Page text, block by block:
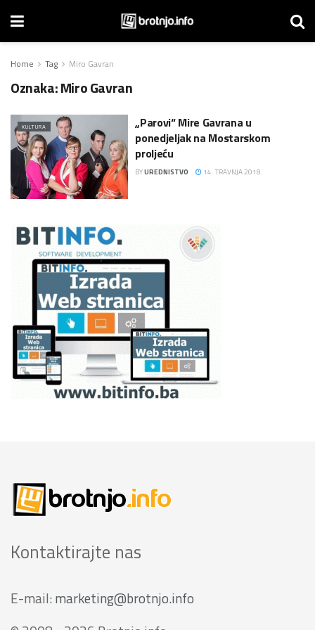
Home Tag Miro Gavran
Oznaka:Miro Gavran
KULTURA
„Parovi“ Mire Gavrana u
ponedjeljak na Mostarskom
proljeću
BYUREDNISTVO 14. TRAVNJA 2018.
Kontaktirajte nas
E-mail: marketing@brotnjo.info